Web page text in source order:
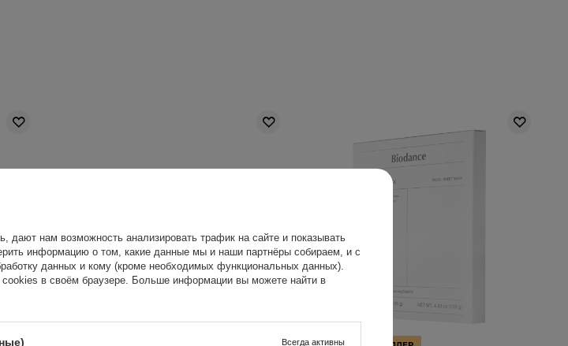
нам возможность анализировать трафик на сайте и показывать
информацию о том, какие данные мы и наши партнёры собираем, и с
данных и кому (кроме необходимых функциональных данных).
в своём браузере. Больше информации вы можете найти в
Всегда активны